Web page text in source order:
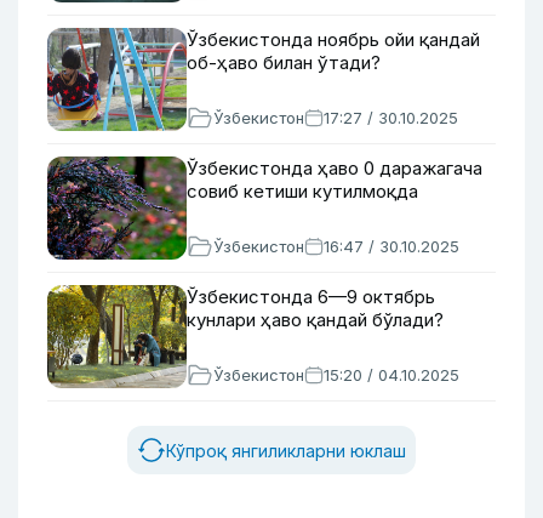
Ўзбекистонда ноябрь ойи қандай
об-ҳаво билан ўтади?
Ўзбекистон 17:27 / 30.10.2025
Ўзбекистонда ҳаво 0 даражагача
совиб кетиши кутилмоқда
Ўзбекистон 16:47 / 30.10.2025
Ўзбекистонда 6—9 октябрь
кунлари ҳаво қандай бўлади?
Ўзбекистон 15:20 / 04.10.2025
Кўпроқ янгиликларни юклаш